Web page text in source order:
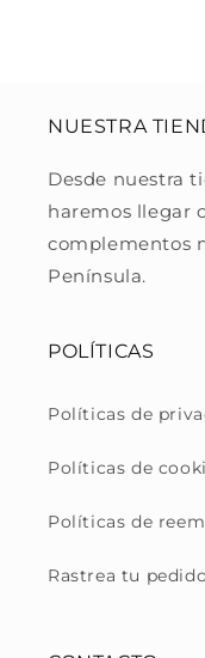
NUESTRA
Desde nuestra
haremos llegar
complementos
Península.
POLÍTICAS
Políticas de
Políticas de
Políticas de
Rastrea tu pedido